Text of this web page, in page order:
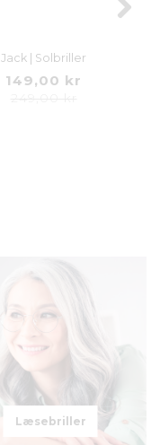
Jack | Solbriller
149,00 kr
Læsebriller